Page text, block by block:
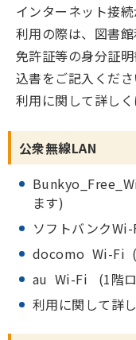
インターネット接
利用の際は、図書
免許証等の身分証
込書をご記入くださ
利用に関して詳しく
公衆無線LAN
ます)
ソフトバンク
docomo Wi-Fi
au Wi-Fi (1階ロ
利用に関して詳